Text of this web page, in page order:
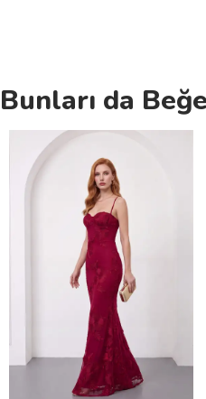
Bunları da